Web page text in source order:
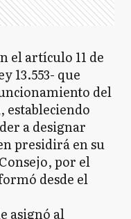
el artículo 11 de
13.553- que
del
estableciendo
a designar
presidirá en su
por el
desde el
asignó al